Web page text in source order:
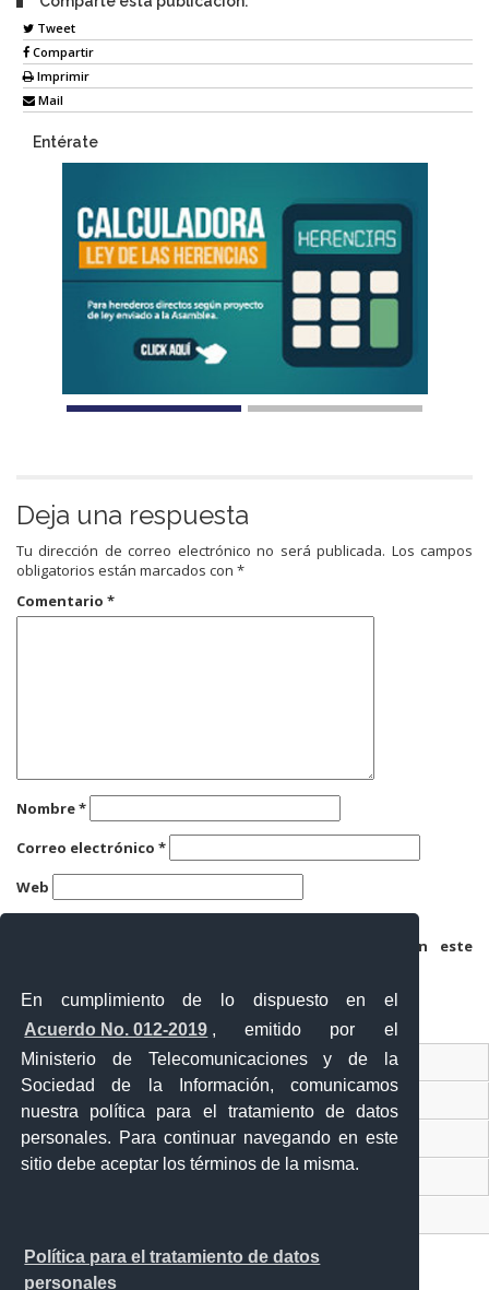
En cumplimiento de lo dispuesto en el
Acuerdo No. 012-2019 , emitido por el
Ministerio de Telecomunicaciones y de la
Sociedad de la Información, comunicamos
nuestra política para el tratamiento de datos
personales. Para continuar navegando en este
sitio debe aceptar los términos de la misma.
Política para el tratamiento de datos
personales
Tweet
Compartir
Imprimir
Mail
Entérate
Deja una respuesta
Tu dirección de correo electrónico no será publicada. Los campos
obligatorios están marcados con *
Comentario *
Nombre*
Correo electrónico *
Web
Guarda mi nombre, correo electrónico y web en este
Ventanilla Única Virtual
Ventanilla Única de Comercio Exterior
Gobierno Abierto